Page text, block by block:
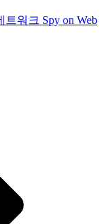
트워크 Spy on Web